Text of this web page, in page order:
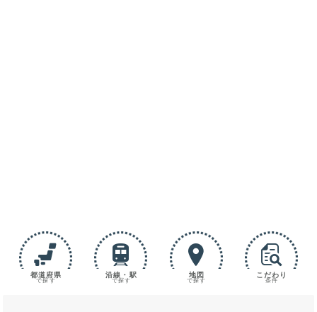
都道府県
で探す
沿線・駅
で探す
地図
で探す
こだわり
条件